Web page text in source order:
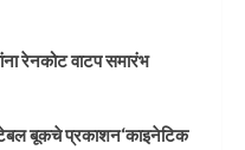
रेनकोट वाटप समारंभ
बूकचे प्रकाशन‘काइनेटिक